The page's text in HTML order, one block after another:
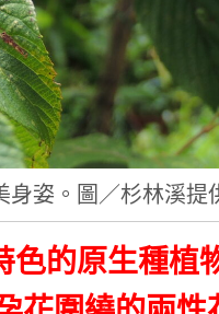
身姿。圖／杉林溪提
色的原生種植